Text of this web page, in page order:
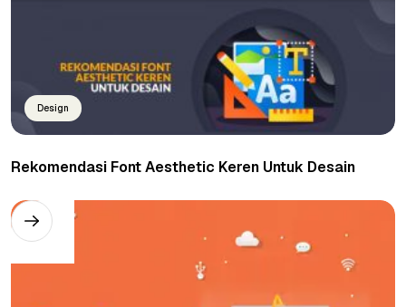
Design
Rekomendasi Font Aesthetic Keren Untuk Desain